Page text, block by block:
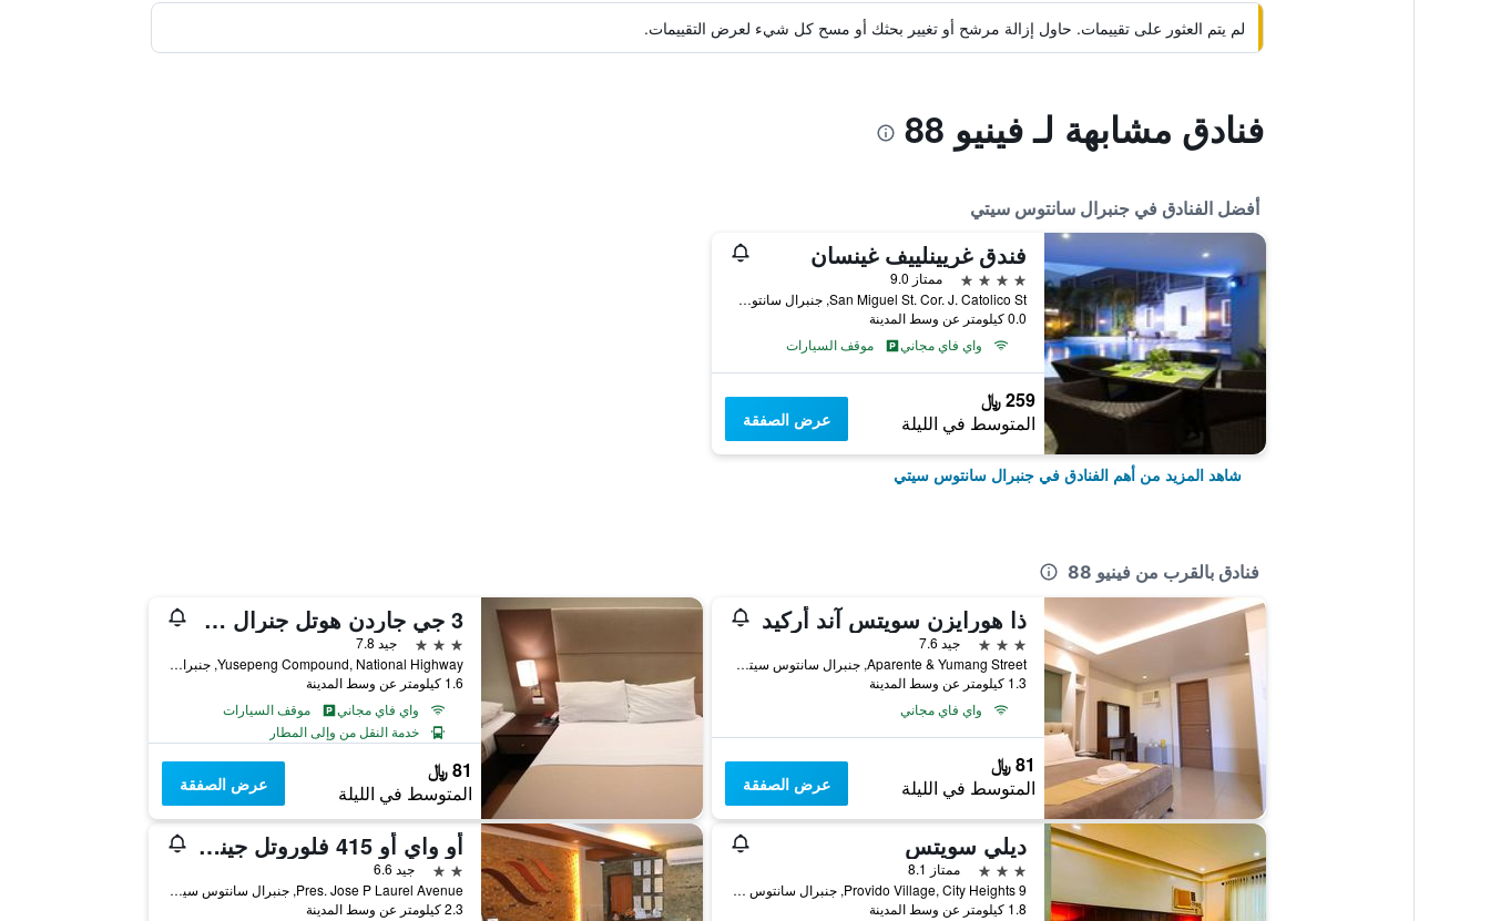
لم يتم العثور على تقييمات. حاول إزالة مرشح أو تغيير بحثك أو مسح كل شيء لعرض التقييمات.
فنادق مشابهة لـ فينيو 88
أفضل الفنادق في جنبرال سانتوس سيتي
فندق غريينلييف غينسان
4 نجوم
ممتاز 9.0
San Miguel St. Cor. J. Catolico St, جنبرال سانتوس سيتي, الفلبين
0.0 كيلومتر عن وسط المدينة
واي فاي مجاني
موقف السيارات
259 ﷼
المتوسط في الليلة عرض الصفقة
شاهد المزيد من أهم الفنادق في جنبرال سانتوس سيتي
فنادق بالقرب من فينيو 88
ذا هورايزن سويتس آند أركيد
3 نجوم
جيد 7.6
Aparente & Yumang Street, جنبرال سانتوس سيتي, الفلبين
1.3 كيلومتر عن وسط المدينة
واي فاي مجاني
81 ﷼
المتوسط في الليلة عرض الصفقة
3 جي جاردن هوتل جنرال سانتوس سيتي
3 نجوم
جيد 7.8
Yusepeng Compound, National Highway, جنبرال سانتوس سيتي, الفلبين
1.6 كيلومتر عن وسط المدينة
واي فاي مجاني
موقف السيارات
خدمة النقل من وإلى المطار
81 ﷼
المتوسط في الليلة عرض الصفقة
ديلي سويتس
3 نجوم
ممتاز 8.1
9 Provido Village, City Heights, جنبرال سانتوس سيتي, الفلبين
1.8 كيلومتر عن وسط المدينة
أو واي أو 415 فلوروتل جينسان
2 نجمتين
جيد 6.6
Pres. Jose P Laurel Avenue, جنبرال سانتوس سيتي, الفلبين
2.3 كيلومتر عن وسط المدينة